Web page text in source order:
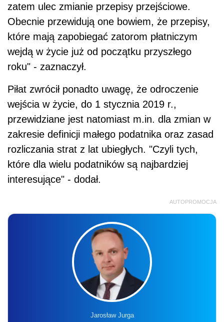
zatem ulec zmianie przepisy przejściowe.
Obecnie przewidują one bowiem, że przepisy,
które mają zapobiegać zatorom płatniczym
wejdą w życie już od początku przyszłego
roku" - zaznaczył.
Piłat zwrócił ponadto uwagę, że odroczenie
wejścia w życie, do 1 stycznia 2019 r.,
przewidziane jest natomiast m.in. dla zmian w
zakresie definicji małego podatnika oraz zasad
rozliczania strat z lat ubiegłych. "Czyli tych,
które dla wielu podatników są najbardziej
interesujące" - dodał.
AUTOPROMOCJA
Jarosław Jurga